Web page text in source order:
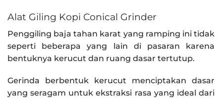
Alat Giling Kopi Conical Grinder
Penggiling baja tahan karat yang ramping ini tidak
seperti beberapa yang lain di pasaran karena
bentuknya kerucut dan ruang dasar tertutup.
Gerinda berbentuk kerucut menciptakan dasar
yang seragam untuk ekstraksi rasa yang ideal dari